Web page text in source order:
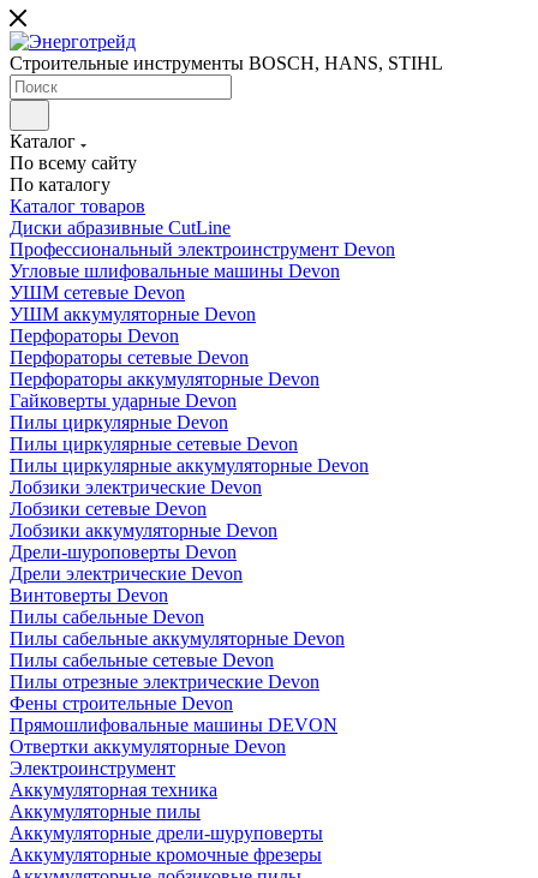
Строительные инструменты BOSCH, HANS, STIHL
Каталог
По всему сайту
По каталогу
Каталог товаров
Диски абразивные CutLine
Профессиональный электроинструмент Devon
Угловые шлифовальные машины Devon
УШМ сетевые Devon
УШМ аккумуляторные Devon
Перфораторы Devon
Перфораторы сетевые Devon
Перфораторы аккумуляторные Devon
Гайковерты ударные Devon
Пилы циркулярные Devon
Пилы циркулярные сетевые Devon
Пилы циркулярные аккумуляторные Devon
Лобзики электрические Devon
Лобзики сетевые Devon
Лобзики аккумуляторные Devon
Дрели-шуроповерты Devon
Дрели электрические Devon
Винтоверты Devon
Пилы сабельные Devon
Пилы сабельные аккумуляторные Devon
Пилы сабельные сетевые Devon
Пилы отрезные электрические Devon
Фены строительные Devon
Прямошлифовальные машины DEVON
Отвертки аккумуляторные Devon
Электроинструмент
Аккумуляторная техника
Аккумуляторные пилы
Аккумуляторные дрели-шуруповерты
Аккумуляторные кромочные фрезеры